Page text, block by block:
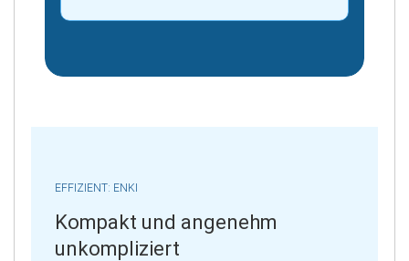
EFFIZIENT: ENKI
Kompakt und angenehm
unkompliziert